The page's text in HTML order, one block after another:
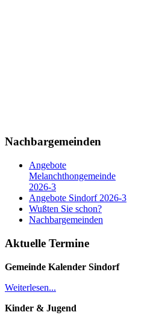
Nachbargemeinden
Angebote
Melanchthongemeinde
2026-3
Angebote Sindorf 2026-3
Wußten Sie schon?
Nachbargemeinden
Aktuelle Termine
Gemeinde Kalender Sindorf
Weiterlesen...
Kinder & Jugend